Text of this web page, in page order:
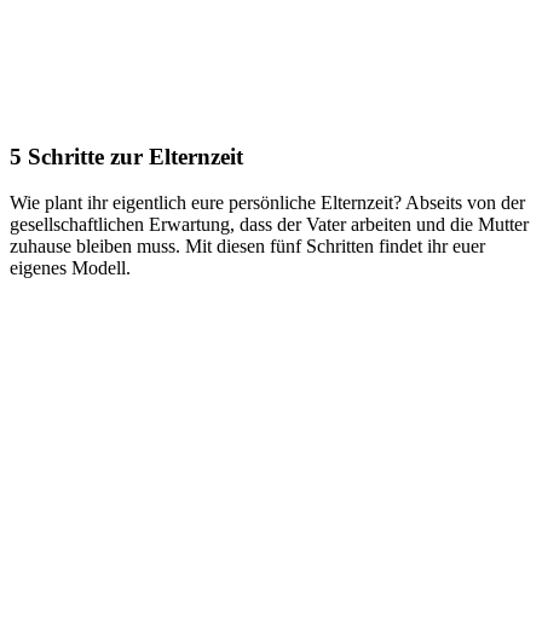
5 Schritte zur Elternzeit
Wie plant ihr eigentlich eure persönliche Elternzeit? Abseits von der
gesellschaftlichen Erwartung, dass der Vater arbeiten und die Mutter
zuhause bleiben muss. Mit diesen fünf Schritten findet ihr euer
eigenes Modell.